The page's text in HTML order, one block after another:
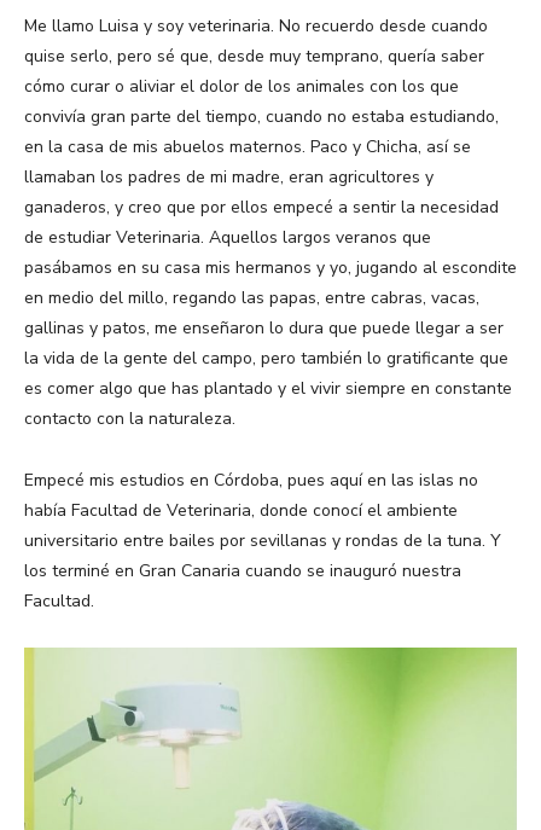
Me llamo Luisa y soy veterinaria. No recuerdo desde cuando
quise serlo, pero sé que, desde muy temprano, quería saber
cómo curar o aliviar el dolor de los animales con los que
convivía gran parte del tiempo, cuando no estaba estudiando,
en la casa de mis abuelos maternos. Paco y Chicha, así se
llamaban los padres de mi madre, eran agricultores y
ganaderos, y creo que por ellos empecé a sentir la necesidad
de estudiar Veterinaria. Aquellos largos veranos que
pasábamos en su casa mis hermanos y yo, jugando al escondite
en medio del millo, regando las papas, entre cabras, vacas,
gallinas y patos, me enseñaron lo dura que puede llegar a ser
la vida de la gente del campo, pero también lo gratificante que
es comer algo que has plantado y el vivir siempre en constante
contacto con la naturaleza.
Empecé mis estudios en Córdoba, pues aquí en las islas no
había Facultad de Veterinaria, donde conocí el ambiente
universitario entre bailes por sevillanas y rondas de la tuna. Y
los terminé en Gran Canaria cuando se inauguró nuestra
Facultad.